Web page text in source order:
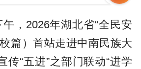
，2026年湖北省“全民安
篇）首站走进中南民族大
传“五进”之部门联动“进学